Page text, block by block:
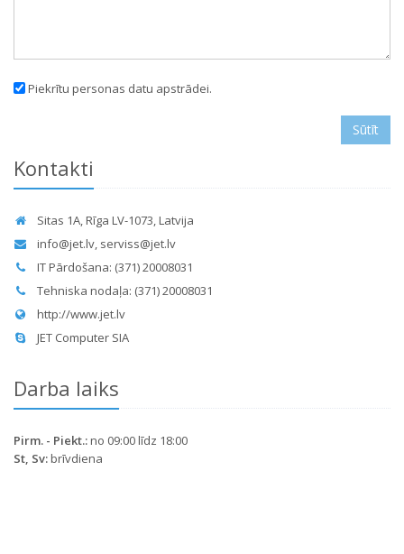
Piekrītu personas datu apstrādei.
Sūtīt
Kontakti
Sitas 1A, Rīga LV-1073, Latvija
info@jet.lv serviss@jet.lv
IT Pārdošana: (371) 20008031
Tehniska nodaļa: (371) 20008031
http://www.jet.lv
JET Computer SIA
Darba laiks
Pirm. - Piekt.:no 09:00 līdz 18:00
St, Sv:brīvdiena